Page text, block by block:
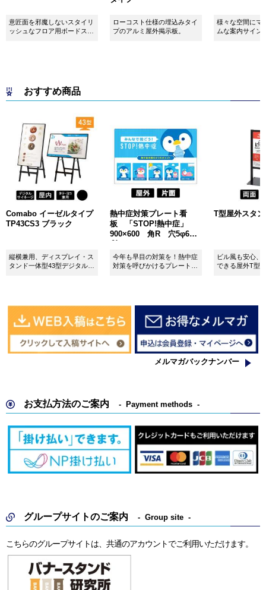
意匠面を邪魔しないスタイリ
ッシュなフロア用ボードスタ
ローコスト仕様の埋込みタイ
プのアルミ屋外掲示板。
様々な空間にマ
ムな案内サイン
おすすめ商品
Comabo イーゼルタイプ
TP43CS3 ブラック
縦横兼用、ディスプレイ・ス
タンド一体型43型デジタルサ
熱中症対策プレート看
板 「STOP!熱中症」
900×600 角R 穴5φ6カ
今年も早目の対策を！熱中症
対策を呼びかけるプレート看
T型屋外スタ
ビル風も安心、
できる屋外T型
メルマガバックナンバー
お支払方法のご案内 Payment methods
グループサイトのご案内 Group site
こちらのグループサイトは、共通のアカウントでご利用いただけます。